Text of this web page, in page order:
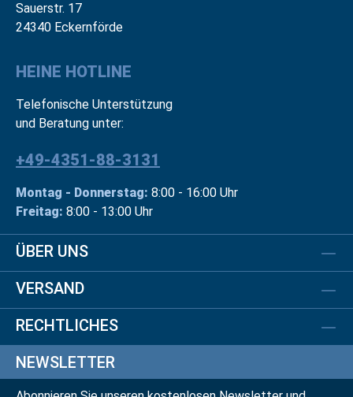
Sauerstr. 17
24340 Eckernförde
HEINE HOTLINE
Telefonische Unterstützung
und Beratung unter:
+49-4351-88-3131
Montag - Donnerstag: 8:00 - 16:00 Uhr
Freitag: 8:00 - 13:00 Uhr
ÜBER UNS
VERSAND
RECHTLICHES
NEWSLETTER